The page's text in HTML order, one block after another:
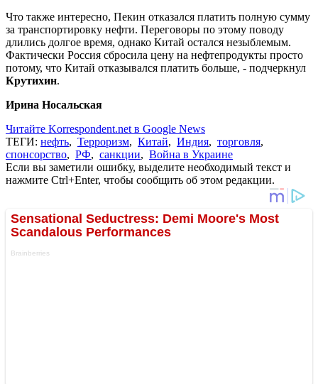
Что также интересно, Пекин отказался платить полную сумму
за транспортировку нефти. Переговоры по этому поводу
длились долгое время, однако Китай остался незыблемым.
Фактически Россия сбросила цену на нефтепродукты просто
потому, что Китай отказывался платить больше, - подчеркнул
Крутихин.
Ирина Носальская
Читайте Korrespondent.net в Google News
ТЕГИ: нефть, Терроризм, Китай, Индия, торговля,
спонсорство, РФ, санкции, Война в Украине
Если вы заметили ошибку, выделите необходимый текст и
нажмите Ctrl+Enter, чтобы сообщить об этом редакции.